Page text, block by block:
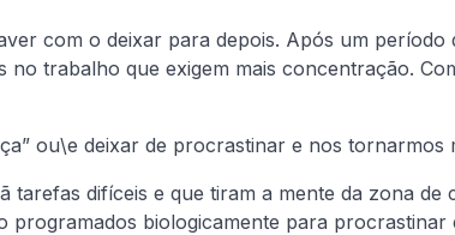
com o deixar para depois. Após um período
no trabalho que exigem mais concentração.
ou\e deixar de procrastinar e nos tornarmos
tarefas difíceis e que tiram a mente da zona
programados biologicamente para